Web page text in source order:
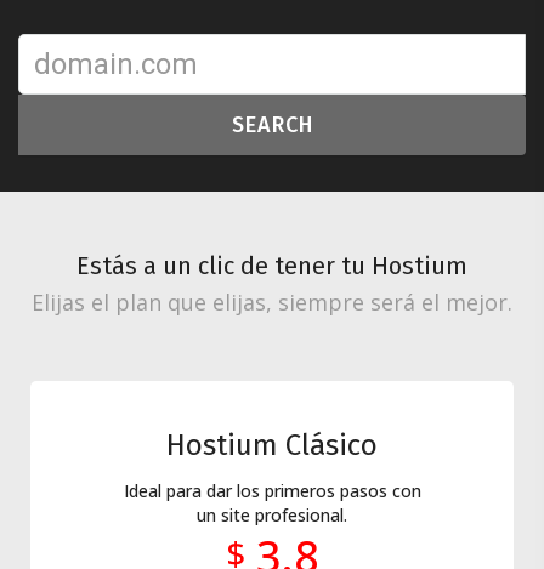
SEARCH
Estás a un clic de tener tu Hostium
Elijas el plan que elijas, siempre será el mejor.
Hostium Clásico
Ideal para dar los primeros pasos con
un site profesional.
$ 3.8